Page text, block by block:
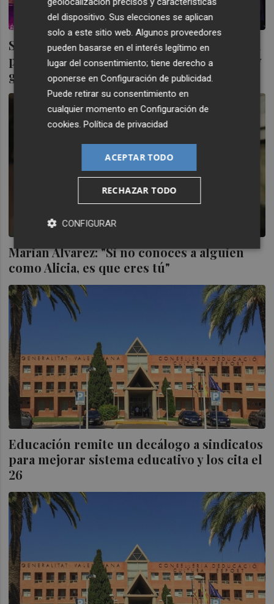
Sons Castelló vuelve en primavera con una
propuesta que mezcla talento emergente y
grandes regresos
Marian Álvarez: "Si no conoces a alguien
como Alicia, es que eres tú"
Educación remite un decálogo a sindicatos
para mejorar sistema educativo y los cita el
26
del dispositivo. Sus elecciones se aplican
solo a este sitio web. Algunos proveedores
pueden basarse en el interés legítimo en
lugar del consentimiento; tiene derecho a
oponerse enConfiguración de publicidad.
Puede retirar su consentimiento en
cualquier momento enConfiguración de
cookies.Política de privacidad
ACEPTAR TODO
RECHAZAR TODO
CONFIGURAR